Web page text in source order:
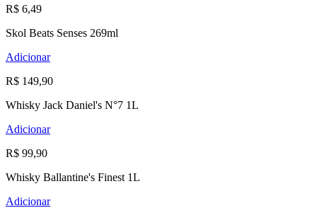
R$ 6,49
Skol Beats Senses 269ml
Adicionar
R$ 149,90
Whisky Jack Daniel's N°7 1L
Adicionar
R$ 99,90
Whisky Ballantine's Finest 1L
Adicionar